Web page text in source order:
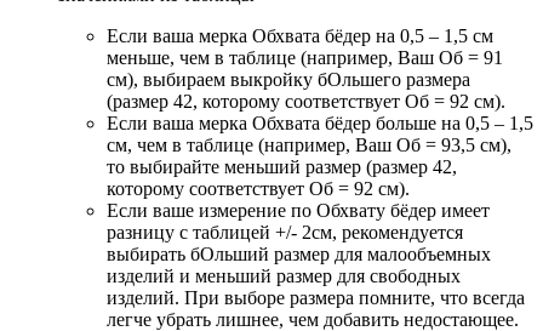
Если ваша мерка Обхвата бёдер на 0,5 – 1,5 см
меньше, чем в таблице (например, Ваш Об = 91
см), выбираем выкройку бОльшего размера
(размер 42, которому соответствует Об = 92 см).
Если ваша мерка Обхвата бёдер больше на 0,5 – 1,5
см, чем в таблице (например, Ваш Об = 93,5 см),
то выбирайте меньший размер (размер 42,
которому соответствует Об = 92 см).
Если ваше измерение по Обхвату бёдер имеет
разницу с таблицей +/- 2см, рекомендуется
выбирать бОльший размер для малообъемных
изделий и меньший размер для свободных
изделий. При выборе размера помните, что всегда
легче убрать лишнее, чем добавить недостающее.